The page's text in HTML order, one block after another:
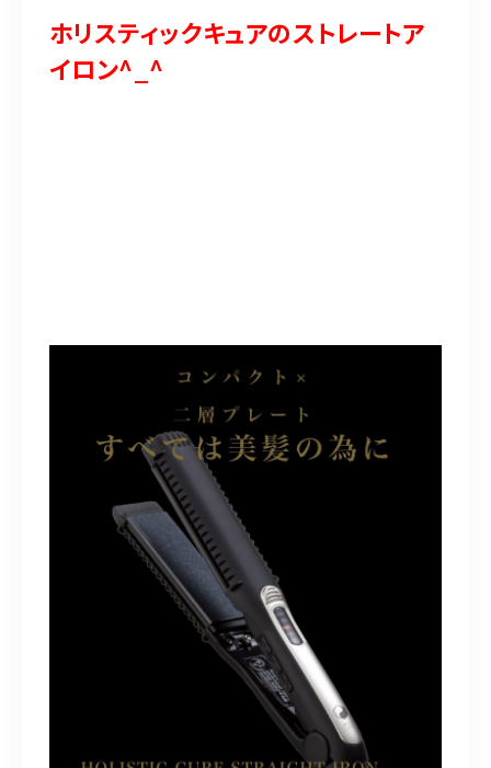
ホリスティックキュアのストレートア
イロン^_^